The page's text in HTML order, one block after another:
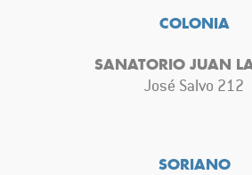
COLONIA
SANATORIO JUAN
José Salvo 212
SORIANO